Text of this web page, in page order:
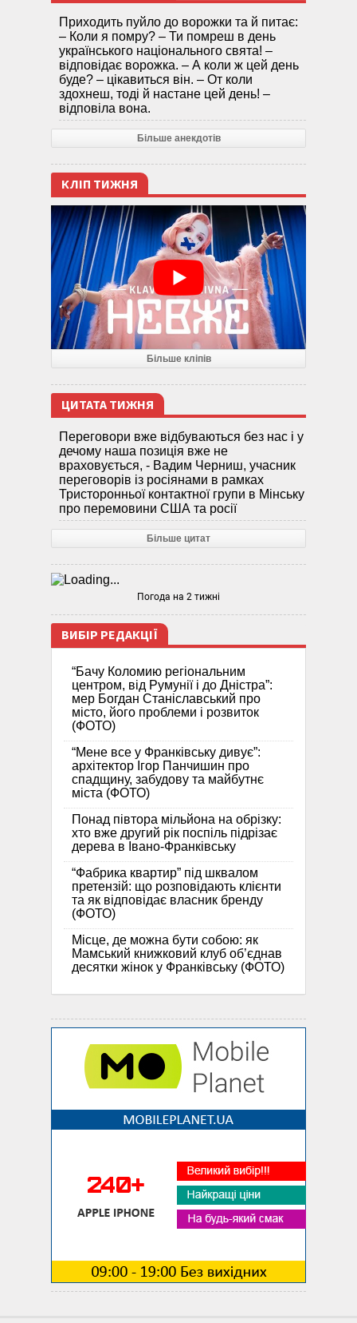
Приходить пуйло до ворожки та й питає:
– Коли я помру? – Ти помреш в день
українського національного свята! –
відповідає ворожка. – А коли ж цей день
буде? – цікавиться він. – От коли
здохнеш, тоді й настане цей день! –
відповіла вона.
Більше анекдотів
КЛІП ТИЖНЯ
Більше кліпів
ЦИТАТА ТИЖНЯ
Переговори вже відбуваються без нас і у
дечому наша позиція вже не
враховується, - Вадим Черниш, учасник
переговорів із росіянами в рамках
Тристоронньої контактної групи в Мінську
про перемовини США та росії
Більше цитат
Погода на 2 тижні
ВИБІР РЕДАКЦІЇ
“Бачу Коломию регіональним
центром, від Румунії і до Дністра”:
мер Богдан Станіславський про
місто, його проблеми і розвиток
(ФОТО)
“Мене все у Франківську дивує”:
архітектор Ігор Панчишин про
спадщину, забудову та майбутнє
міста (ФОТО)
Понад півтора мільйона на обрізку:
хто вже другий рік поспіль підрізає
дерева в Івано-Франківську
“Фабрика квартир” під шквалом
претензій: що розповідають клієнти
та як відповідає власник бренду
(ФОТО)
Місце, де можна бути собою: як
Мамський книжковий клуб об’єднав
десятки жінок у Франківську (ФОТО)